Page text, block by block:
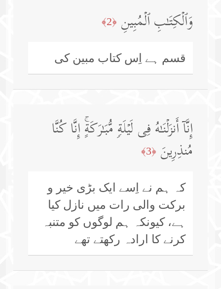
وَٱلۡكِتَـٰبِ ٱلۡمُبِینِ ﴿2﴾
قسم ہے اِس کتاب مبین کی
إِنَّاۤ أَنزَلۡنَـٰهُ فِی لَیۡلَةࣲ مُّبَـٰرَكَةٍۚ إِنَّا كُنَّا
مُنذِرِینَ ﴿3﴾
کہ ہم نے اِسے ایک بڑی خیر و
برکت والی رات میں نازل کیا
ہے، کیونکہ ہم لوگوں کو متنبہ
کرنے کا ارادہ رکھتے تھے